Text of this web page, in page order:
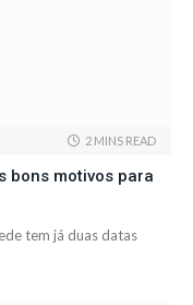
2 MINS READ
bons motivos para
tem já duas datas